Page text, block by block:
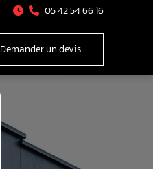
05 42 54 66 16
Demander un devis